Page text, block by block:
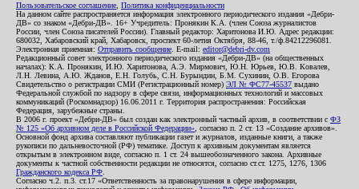
Пользовательское соглашение Политика конфиденциальности
На данном сайте распространяется информация электронного периодического издания «Дебри-
ДВ» со знаком «Дебри-ДВ». 16+ Учредитель: Пронякин К.А. (член Союза журналистов
России, член Союза писателей России). Главный редактор: Харитонова И.Ю. Адрес редакции:
680032, Хабаровский край, Хабаровск, проспект 60-летия Октября, 88-46, т./ф.84212296081.
Электронная приемная: Отправить сообщение . E-mail: editor@debri-dv.com
Редакционный совет электронного периодического издания «Дебри-ДВ» (на общественных
началах): К.А. Пронякин, И.Ю. Харитонова, А.Э. Мирмович, Ю.Н. Юрьев, Ю.В. Ковалев,
Л.Н. Левина, А.Ю. Жданов, Е.Н. Голубь, С.Н. Бурындин, Б.М. Сухинин, О.В. Егорова
Свидетельство о регистрации СМИ (Регистрационный номер) ЭЛ № ФС77-45537 выдано
Федеральной службой по надзору в сфере связи, информационных технологий и массовых
коммуникаций (Роскомнадзор) 16.06.2011 г. Территория распространения: Российская
Федерация, зарубежные страны.
В 2006 г. проект «Дебри-ДВ» был создан как электронный частный архив, в соответствии с ФЗ
№ 125 «Об архивном деле в Российской Федерации» , согласно п. 2 ст. 13 «Создание архивов».
Основной фонд архива составляют публикации газет и журналов, изданные книги, а также
рукописи по дальневосточной (РФ) тематике. Доступ к архивным документам является
открытым в электронном виде, согласно п. 1 ст. 24 вышеобозначенного закона. Архивные
документы к частной собственности редакции не относятся, согласно ст.ст. 1275, 1276, 1306
Гражданского кодекса РФ
Согласно ч.2. п.3. ст.17 «Ответственность за правонарушения в сфере информации,